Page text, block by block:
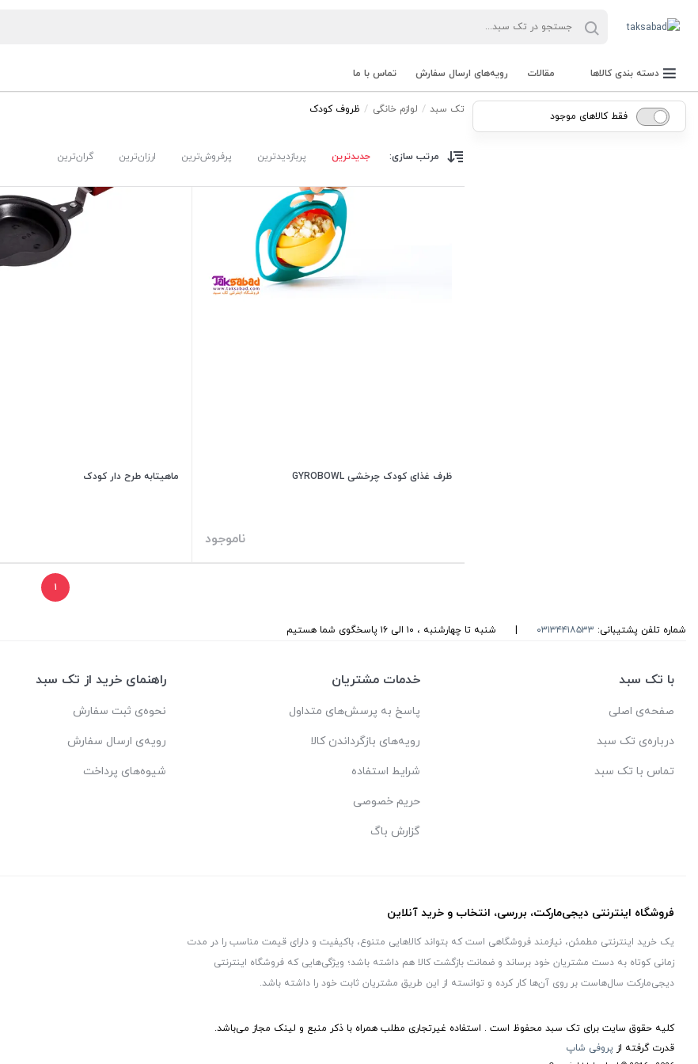
دسته بندی کالاها مقالات رویه‌های ارسال سفارش تماس با ما
تک سبد لوازم خانگی ظروف کودک
مرتب سازی: جدیدترین پربازدیدترین پرفروش‌ترین ارزان‌ترین گران‌ترین
ظرف غذای کودک چرخشی GYROBOWL
ناموجود
ماهیتابه طرح دار کودک
۱
فقط کالاهای موجود
شماره تلفن پشتیبانی: ۰۳۱۳۴۴۱۸۵۳۳ شنبه تا چهارشنبه ، ۱۰ الی ۱۶ پاسخگوی شما هستیم
با تک سبد
صفحه‌ی اصلی
درباره‌ی تک سبد
تماس با تک سبد
خدمات مشتریان
پاسخ به پرسش‌های متداول
رویه‌های بازگرداندن کالا
شرایط استفاده
حریم خصوصی
گزارش باگ
راهنمای خرید از تک سبد
نحوه‌ی ثبت سفارش
رویه‌ی ارسال سفارش
شیوه‌های پرداخت
فروشگاه اینترنتی دیجی‌مارکت، بررسی، انتخاب و خرید آنلاین
یک خرید اینترنتی مطمئن، نیازمند فروشگاهی است که بتواند کالاهایی متنوع، باکیفیت و دارای قیمت مناسب را در مدت
زمانی کوتاه به دست مشتریان خود برساند و ضمانت بازگشت کالا هم داشته باشد؛ ویژگی‌هایی که فروشگاه اینترنتی
دیجی‌مارکت سال‌هاست بر روی آن‌ها کار کرده و توانسته از این طریق مشتریان ثابت خود را داشته باشد.
کلیه حقوق سایت برای تک سبد محفوظ است . استفاده غیرتجاری مطلب همراه با ذکر منبع و لینک مجاز می‌باشد.
قدرت گرفته از پروفی شاپ